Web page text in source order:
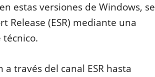
estas versiones de Windows, se
Release (ESR) mediante una
técnico.
través del canal ESR hasta